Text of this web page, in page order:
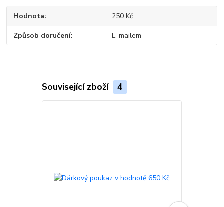
Hodnota 250 Kč
Způsob doručení E-mailem
Související zboží 4